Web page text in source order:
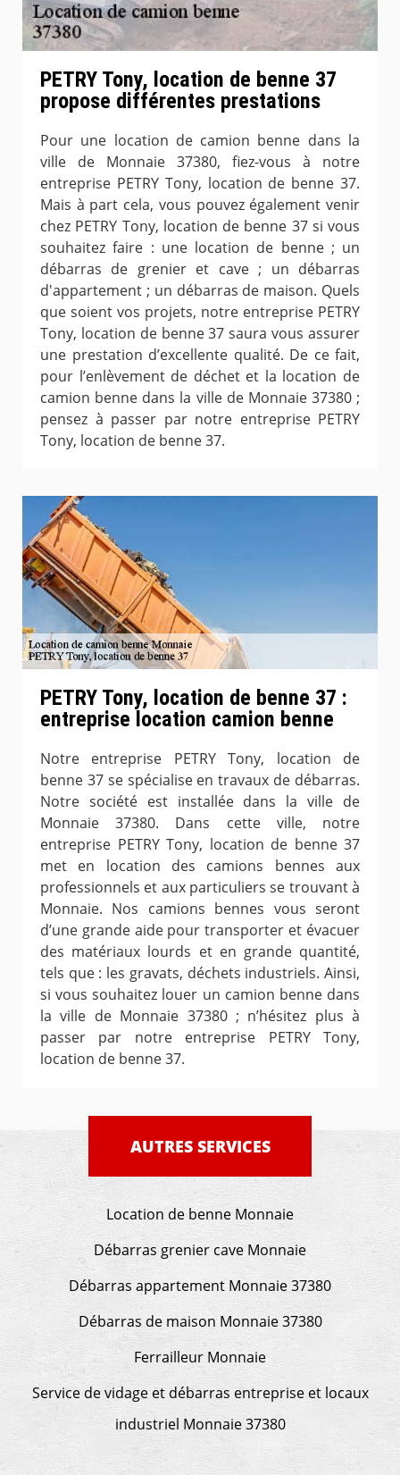
PETRY Tony, location de benne 37
propose différentes prestations
Pour une location de camion benne dans la
ville de Monnaie 37380, fiez-vous à notre
entreprise PETRY Tony, location de benne 37.
Mais à part cela, vous pouvez également venir
chez PETRY Tony, location de benne 37 si vous
souhaitez faire : une location de benne ; un
débarras de grenier et cave ; un débarras
d'appartement ; un débarras de maison. Quels
que soient vos projets, notre entreprise PETRY
Tony, location de benne 37 saura vous assurer
une prestation d’excellente qualité. De ce fait,
pour l’enlèvement de déchet et la location de
camion benne dans la ville de Monnaie 37380 ;
pensez à passer par notre entreprise PETRY
Tony, location de benne 37.
PETRY Tony, location de benne 37 :
entreprise location camion benne
Notre entreprise PETRY Tony, location de
benne 37 se spécialise en travaux de débarras.
Notre société est installée dans la ville de
Monnaie 37380. Dans cette ville, notre
entreprise PETRY Tony, location de benne 37
met en location des camions bennes aux
professionnels et aux particuliers se trouvant à
Monnaie. Nos camions bennes vous seront
d’une grande aide pour transporter et évacuer
des matériaux lourds et en grande quantité,
tels que : les gravats, déchets industriels. Ainsi,
si vous souhaitez louer un camion benne dans
la ville de Monnaie 37380 ; n’hésitez plus à
passer par notre entreprise PETRY Tony,
location de benne 37.
AUTRES SERVICES
Location de benne Monnaie
Débarras grenier cave Monnaie
Débarras appartement Monnaie 37380
Débarras de maison Monnaie 37380
Ferrailleur Monnaie
Service de vidage et débarras entreprise et locaux
industriel Monnaie 37380